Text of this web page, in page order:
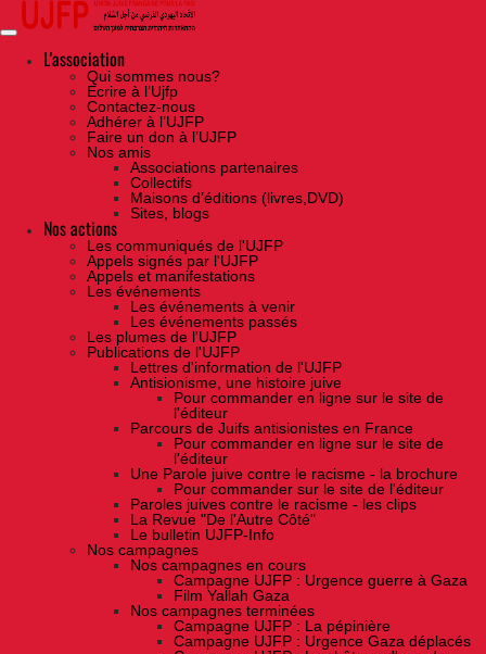
Skip
the
contentL'association
Qui sommes nous?
Ecrire à l’Ujfp
Contactez-nous
Adhérer à l’UJFP
Faire un don à l’UJFP
Nos amis
Associations partenaires
Collectifs
Maisons d’éditions (livres,DVD)
Sites, blogs
Nos actions
Les communiqués de l'UJFP
Appels signés par l'UJFP
Appels et manifestations
Les événements
Les événements à venir
Les événements passés
Les plumes de l'UJFP
Publications de l'UJFP
Lettres d'information de l'UJFP
Antisionisme, une histoire juive
Pour commander en ligne sur le site de
l'éditeur
Parcours de Juifs antisionistes en France
Pour commander en ligne sur le site de
l'éditeur
Une Parole juive contre le racisme - la brochure
Pour commander sur le site de l'éditeur
Paroles juives contre le racisme - les clips
La Revue "De l'Autre Côté"
Le bulletin UJFP-Info
Nos campagnes
Nos campagnes en cours
Campagne UJFP : Urgence guerre à Gaza
Film Yallah Gaza
Nos campagnes terminées
Campagne UJFP : La pépinière
Campagne UJFP : Urgence Gaza déplacés